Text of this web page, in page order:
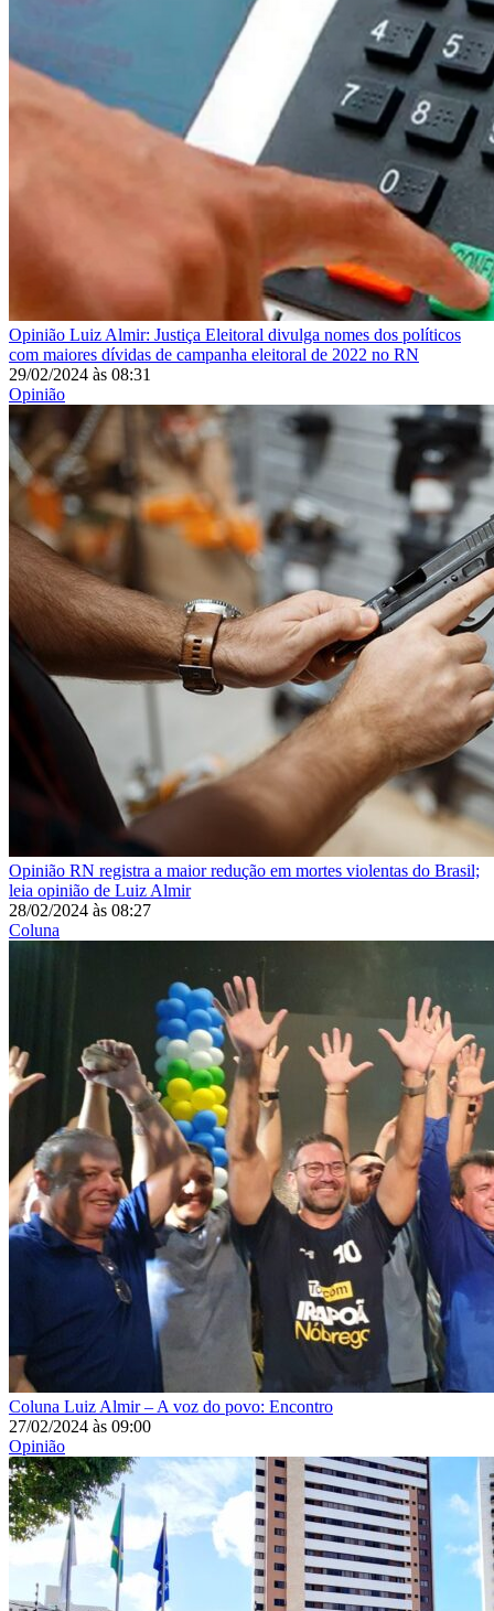
Opinião Luiz Almir: Justiça Eleitoral divulga nomes dos políticos
com maiores dívidas de campanha eleitoral de 2022 no RN
29/02/2024 às 08:31
Opinião
Opinião RN registra a maior redução em mortes violentas do Brasil;
leia opinião de Luiz Almir
28/02/2024 às 08:27
Coluna
Coluna Luiz Almir – A voz do povo: Encontro
27/02/2024 às 09:00
Opinião